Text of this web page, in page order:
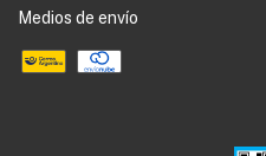
Medios de envío